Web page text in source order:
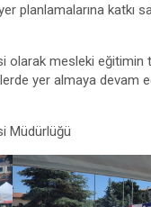
planlamalarına katkı
mesleki eğitimin
yer almaya devam
Müdürlüğü